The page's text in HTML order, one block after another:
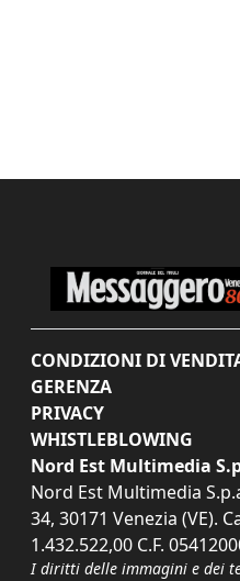
CONDIZIONI DI
GERENZA
PRIVACY
WHISTLEBLOWING
Nord Est Multimedia
Nord Est Multimedia
34, 30171 Venezia (VE).
1.432.522,00 C.F.
I diritti delle immagini e dei